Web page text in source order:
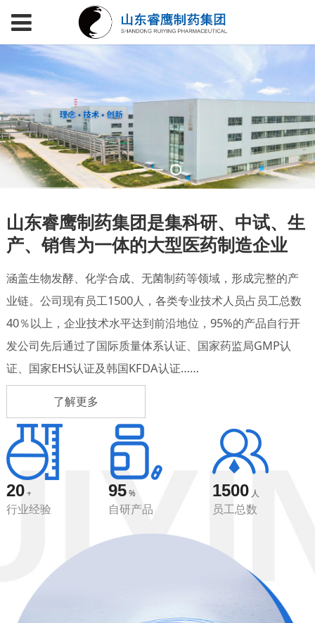
山东睿鹰制药集团是集科研、中试、生
产、销售为一体的大型医药制造企业
涵盖生物发酵、化学合成、无菌制药等领域，形成完整的产
业链。公司现有员工1500人，各类专业技术人员占员工总数
40％以上，企业技术水平达到前沿地位，95%的产品自行开
发公司先后通过了国际质量体系认证、国家药监局GMP认
证、国家EHS认证及韩国KFDA认证……
了解更多
20 +
行业经验
95 %
自研产品
1500 人
员工总数